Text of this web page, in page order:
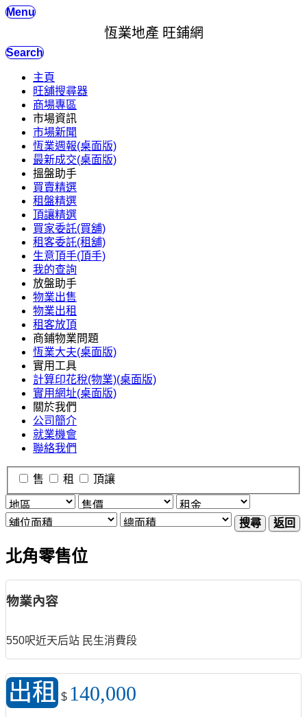
Menu
恆業地產 旺鋪網
Search
主頁
旺舖搜尋器
商場專區
市場資訊
市場新聞
恆業週報(桌面版)
最新成交(桌面版)
搵盤助手
買賣精選
租盤精選
頂讓精選
買家委託(買舖)
租客委託(租舖)
生意頂手(頂手)
我的查詢
放盤助手
物業出售
物業出租
租客放頂
商鋪物業問題
恆業大夫(桌面版)
實用工具
計算印花稅(物業)(桌面版)
實用網址(桌面版)
關於我們
公司簡介
就業機會
聯絡我們
售 租 頂讓
搜尋 返回
北角零售位
物業內容
550呎近天后站 民生消費段
出租 $ 140,000